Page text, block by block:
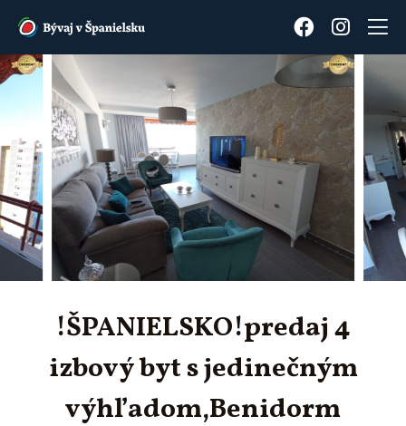
!ŠPANIELSKO!predaj 4
izbový byt s jedinečným
výhľadom,Benidorm